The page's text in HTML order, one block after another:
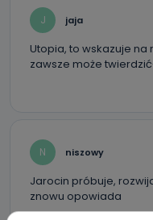
J jaja
Utopia, to wskazuje
zawsze może
N niszowy
Jarocin próbuje,
znowu opowiada